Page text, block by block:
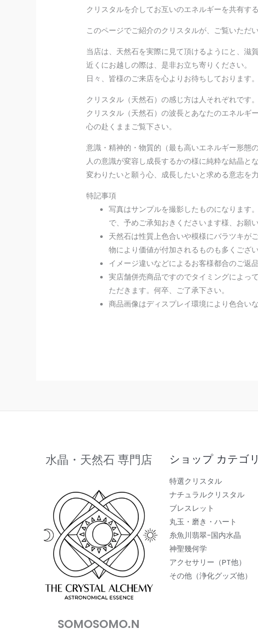
クリスタルを介してお互いのエネルギーを共有す
このページでご紹介のクリスタルが、ご覧いただ
当店は、天然石を実際に見て頂けるようにと、滋
近くにお越しの際は、是非お立ち寄りください。
日々、皆様のご来店を心よりお待ちしております。
クリスタル（天然石）の感じ方は人それぞれです。
クリスタル（天然石）の波長とあなたのエネルギ
心の赴くままご覧下さい。
意識・精神的・物質的（最も高いエネルギー形態
人の意識が変容し成長するかの様に純粋な結晶と
変わりたいと願う心、成長したいと求める意志を
特記事項
写真はサンプルを撮影したものになります
で、予めご承知おきくださいます様、お願い
天然石は性質上色合いや模様にバラツキが
物により価値が付加されるものも多くござい
イメージ違いなどによるお客様都合のご返
実店舗併売商品ですのでタイミングによっ
ただきます。何卒、ご了承下さい。
商品画像はディスプレイ環境により色合い
水晶・天然石 専門店
SOMOSOMO.N
ショップ カテゴ
特選クリスタル
ナチュラルクリスタル
ブレスレット
丸玉・磨き・ハート
糸魚川翡翠-国内水晶
神聖幾何学
アクセサリー（PT他）
その他（浄化グッズ他）